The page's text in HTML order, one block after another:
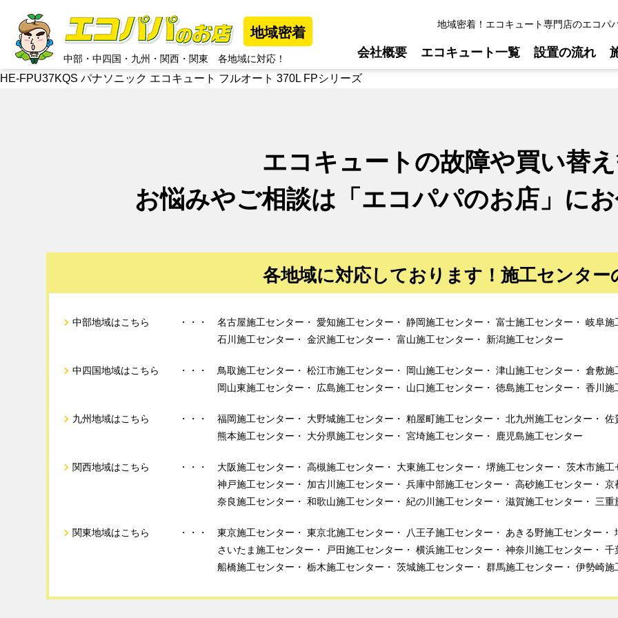
地域密着！エコキュート専門店のエコパ
地域密着
中部 ・ 中四国 ・ 九州 ・ 関西 ・ 関東 各地域に対応！ 会社概要 エコキュート一覧 設置の流れ
HE-FPU37KQS パナソニック エコキュート フルオート 370L FPシリーズ
エコキュートの故障や買い替
お悩みやご相談は 「エコパパのお店」に
各地域に対応しております！ 施工センター
中部地域はこちら 名古屋施工センター 愛知施工センター 静岡施工センター 富士施工センター
岐阜施
石川施工センター
金沢施工センター 富山施工センター 新潟施工センター
中四国地域はこちら 鳥取施工センター 松江市施工センター 岡山施工センター 津山施工センター
倉敷施
岡山東施工センター
広島施工センター 山口施工センター 徳島施工センター 香川施
九州地域はこちら 福岡施工センター 大野城施工センター 粕屋町施工センター 北九州施工センター
佐
熊本施工センター
大分県施工センター 宮埼施工センター 鹿児島施工センター
関西地域はこちら 大阪施工センター 高槻施工センター 大東施工センター 堺施工センター
茨木市施工
神戸施工センター
加古川施工センター 兵庫中部施工センター 高砂施工センター
京
奈良施工センター
和歌山施工センター 紀の川施工センター 滋賀施工センター 三重
関東地域はこちら 東京施工センター 東京北施工センター 八王子施工センター あきる野施工センター
さいたま施工センター
戸田施工センター 横浜施工センター 神奈川施工センター
千
船橋施工センター
栃木施工センター 茨城施工センター 群馬施工センター 伊勢崎施